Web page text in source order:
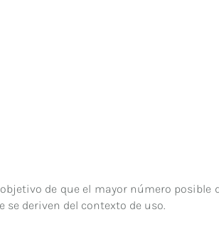
de que el mayor número posible
deriven del contexto de uso.